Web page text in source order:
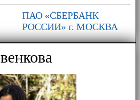
ПАО «СБЕРБАНК
РОССИИ» г. МОСКВА